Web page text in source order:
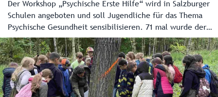
Der Workshop „Psychische Erste Hilfe“ wird in Salzburger
Schulen angeboten und soll Jugendliche für das Thema
Psychische Gesundheit sensibilisieren. 71 mal wurde der
Kurs gebucht. Die Kosten trägt das Land Salzburg.
Organisiert und abgehalten wird der Kurs vom
Jugendrotkreuz Salzburg.